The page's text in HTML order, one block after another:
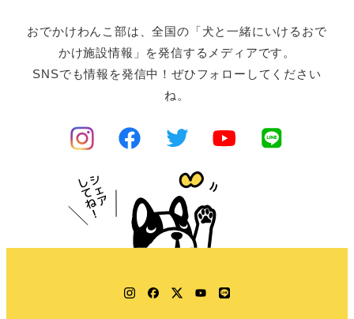
おでかけわんこ部は、全国の「犬と一緒にいけるおで
かけ施設情報」を発信するメディアです。
SNSでも情報を発信中！ぜひフォローしてください
ね。
Instagram
Facebook
TwitterYouTube
LINE